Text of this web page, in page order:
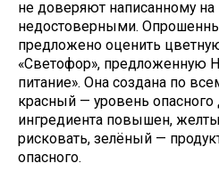
не доверяют написанному на
недостоверными.
предложено оценить
«Светофор», предложенную
питание». Она создана по
красный — уровень опасного
ингредиента повышен,
рисковать, зелёный —
опасного.